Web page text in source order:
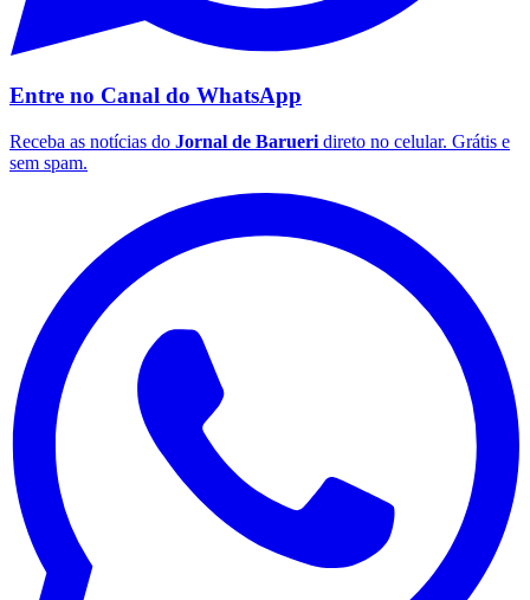
Vasco
Entre no Canal do WhatsApp
Receba as notícias do Jornal de Barueri direto no celular. Grátis e
sem spam.